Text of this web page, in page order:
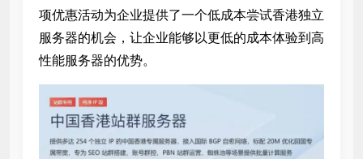
项优惠活动为企业提供了一个低成本尝试香港独立
服务器的机会，让企业能够以更低的成本体验到高
性能服务器的优势。